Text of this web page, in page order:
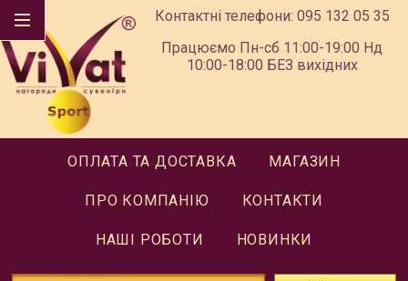
Контактні телефони: 095 132 05 35
Працюємо Пн-сб 11:00-19:00 Нд
10:00-18:00 БЕЗ вихідних
ОПЛАТА ТА ДОСТАВКА МАГАЗИН
ПРО КОМПАНІЮ КОНТАКТИ
НАШІ РОБОТИ НОВИНКИ